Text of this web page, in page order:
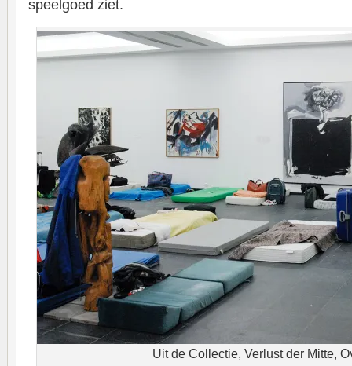
speelgoed ziet.
Uit de Collectie, Verlust der Mitte,